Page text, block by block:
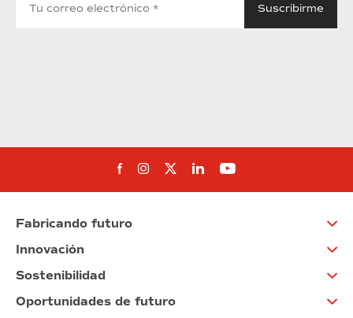
Síguenos en Facebook
Síguenos en Instagram
Síguenos en Twitter
Síguenos en Linkedin
Síguenos en
Fabricando futuro
Innovación
Sostenibilidad
Oportunidades de futuro